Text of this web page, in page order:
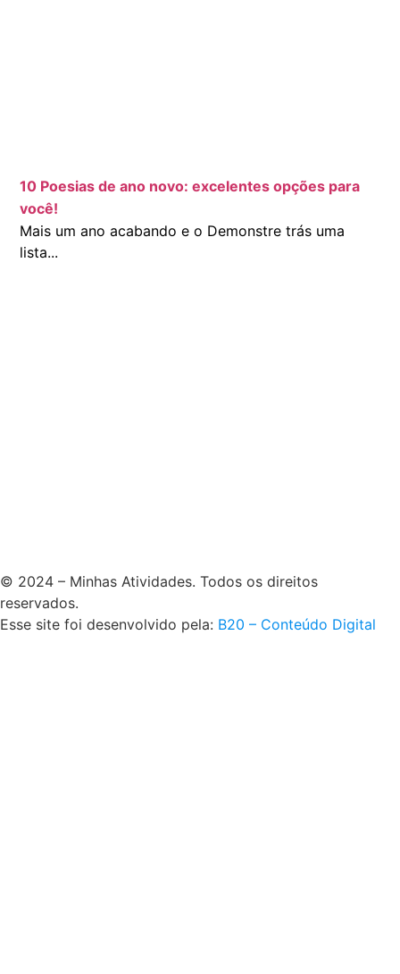
10 Poesias de ano novo: excelentes opções para
você!
Mais um ano acabando e o Demonstre trás uma
lista...
© 2024 – Minhas Atividades. Todos os direitos
reservados.
Esse site foi desenvolvido pela: B20 – Conteúdo Digital